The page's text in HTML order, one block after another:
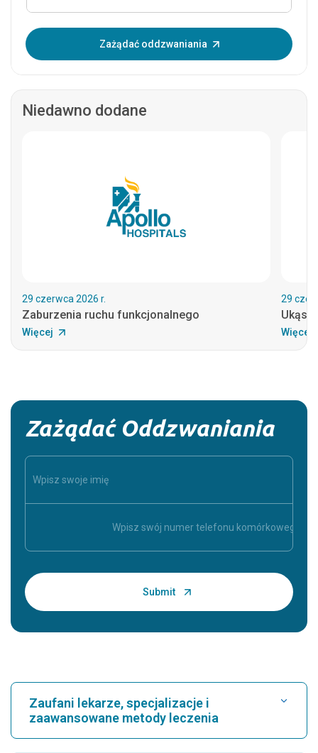
Zażądać oddzwaniania
Niedawno dodane
29 czerwca 2026 r.
Zaburzenia ruchu funkcjonalnego
Więcej
29
Więcej
Zażądać Oddzwaniania
Zaufani lekarze, specjalizacje i
zaawansowane metody leczenia